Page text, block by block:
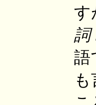
す
詞
語